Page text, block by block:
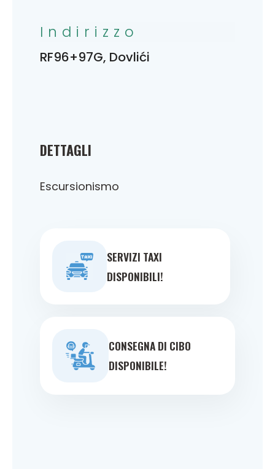
DETTAGLI
Escursionismo
SERVIZI TAXI
DISPONIBILI!
CONSEGNA DI CIBO
DISPONIBILE!
Indirizzo
RF96+97G, Dovlići